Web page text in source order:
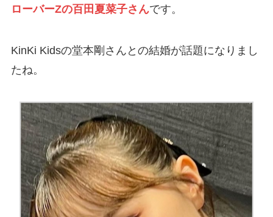
ローバーZの百田夏菜子さんです。
KinKi Kidsの堂本剛さんとの結婚が話題になりまし
たね。